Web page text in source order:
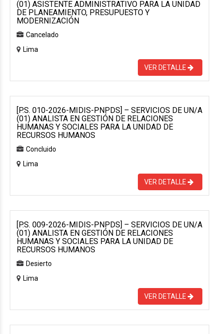
(01) ASISTENTE ADMINISTRATIVO PARA LA UNIDAD
DE PLANEAMIENTO, PRESUPUESTO Y
MODERNIZACIÓN
Cancelado
Lima
VER DETALLE
[P.S. 010-2026-MIDIS-PNPDS] – SERVICIOS DE UN/A
(01) ANALISTA EN GESTIÓN DE RELACIONES
HUMANAS Y SOCIALES PARA LA UNIDAD DE
RECURSOS HUMANOS
Concluido
Lima
VER DETALLE
[P.S. 009-2026-MIDIS-PNPDS] – SERVICIOS DE UN/A
(01) ANALISTA EN GESTIÓN DE RELACIONES
HUMANAS Y SOCIALES PARA LA UNIDAD DE
RECURSOS HUMANOS
Desierto
Lima
VER DETALLE